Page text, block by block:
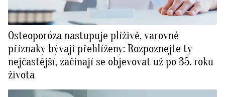
Osteoporóza nastupuje plíživě, varovné
příznaky bývají přehlíženy: Rozpoznejte ty
nejčastější, začínají se objevovat už po 35. roku
života